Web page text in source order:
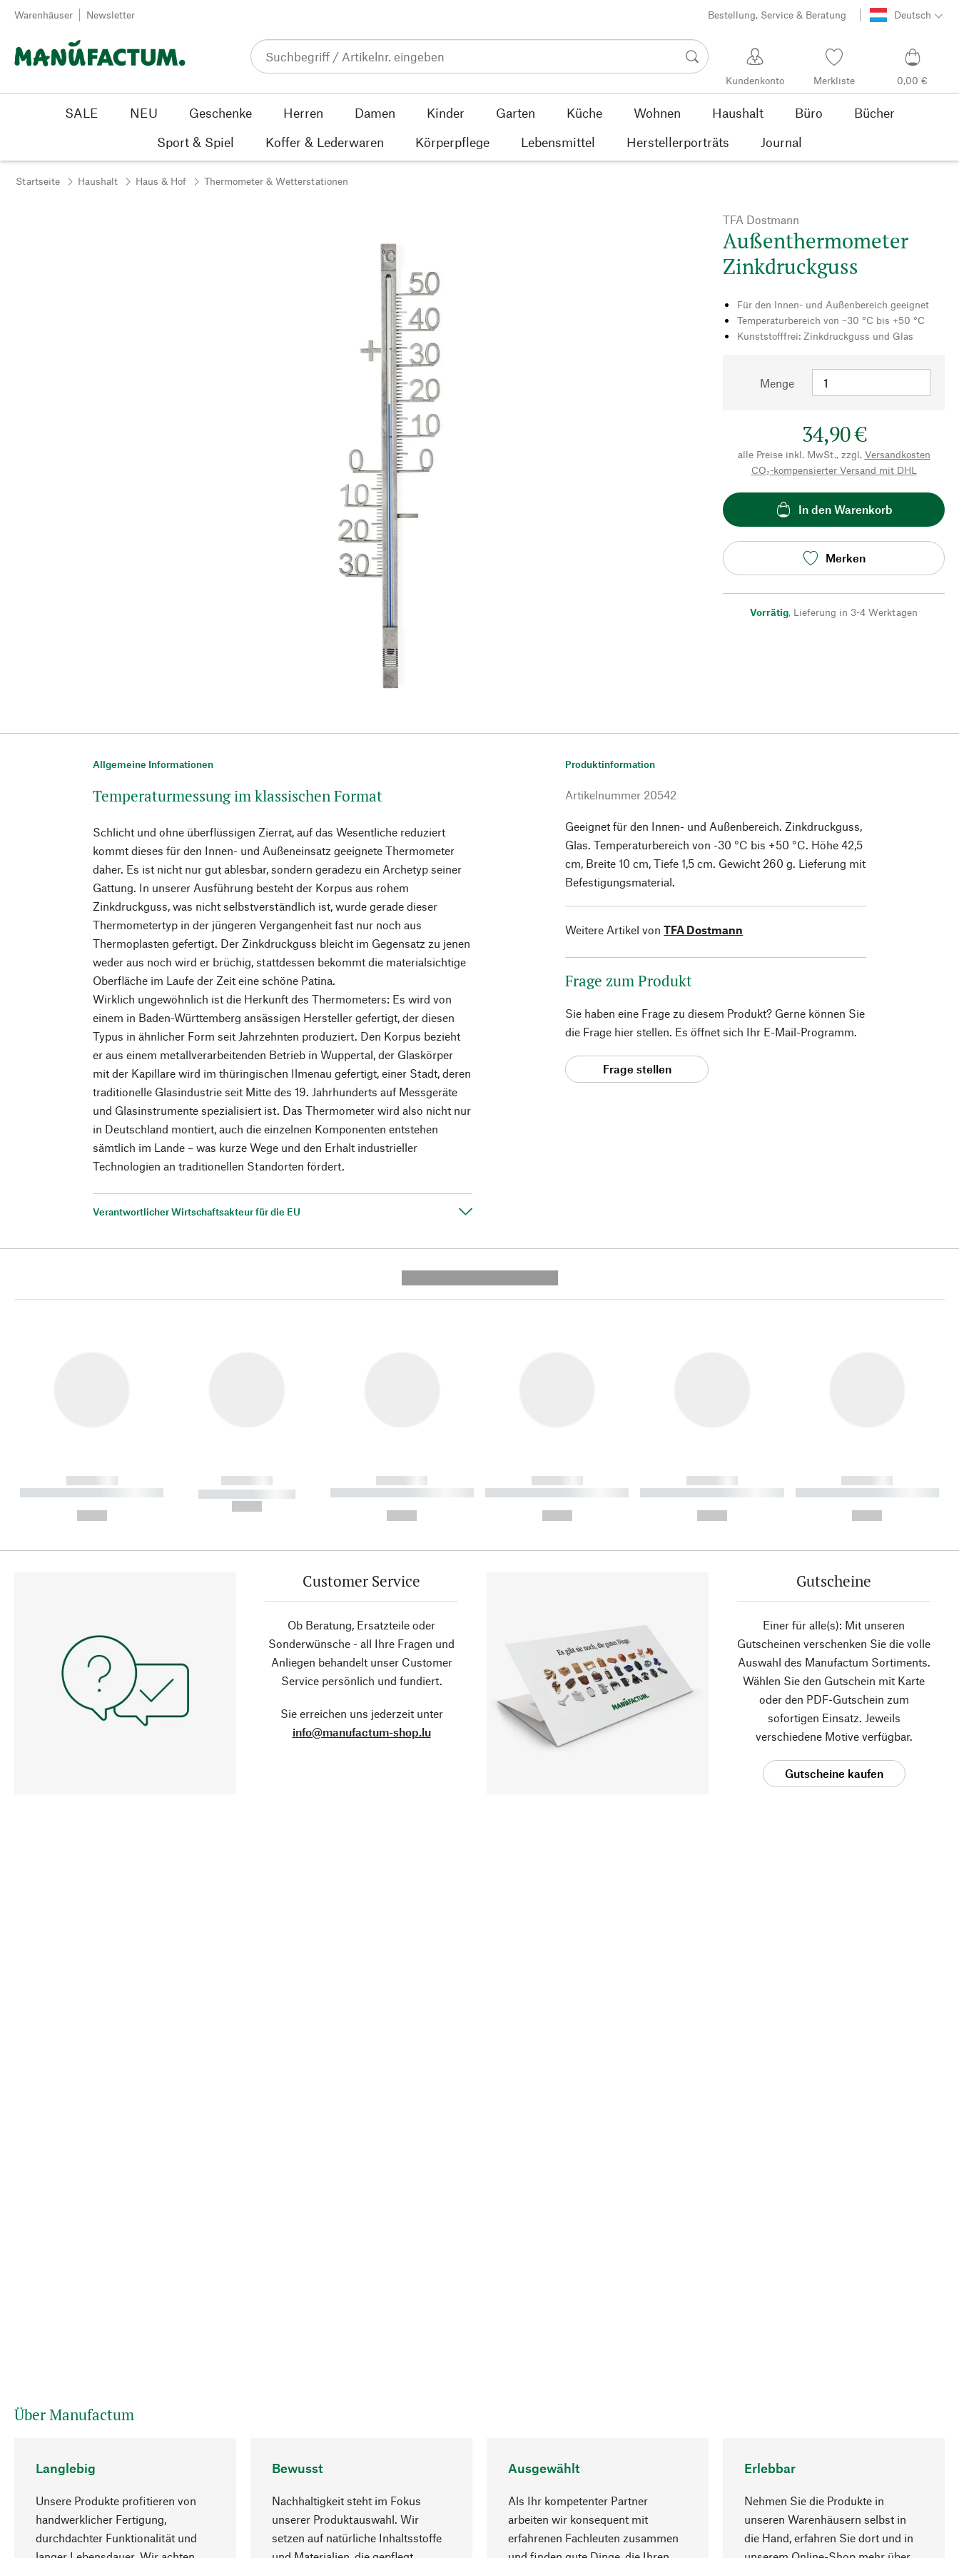
Zum Inhalt springen
Warenhäuser Newsletter Bestellung, Service & Beratung Deutsch
Kundenkonto Merkliste 0,00 €
SALE NEU Geschenke Herren Damen Kinder Garten Küche Wohnen Haushalt Büro
Bücher
Sport & Spiel
Koffer & Lederwaren Körperpflege Lebensmittel Herstellerporträts Journal
Startseite Haushalt Haus & Hof Thermometer & Wetterstationen
TFA Dostmann
Außenthermometer
Zinkdruckguss
Für den Innen- und Außenbereich geeignet
Temperaturbereich von –30 °C bis +50 °C
Kunststofffrei: Zinkdruckguss und Glas
Menge
34,90 €
alle Preise inkl. MwSt., zzgl. Versandkosten
CO₂-kompensierter Versand mit DHL
In den Warenkorb
Merken
Vorrätig, Lieferung in 3-4 Werktagen
Allgemeine Informationen
Temperaturmessung im klassischen Format
Schlicht und ohne überflüssigen Zierrat, auf das Wesentliche reduziert
kommt dieses für den Innen- und Außeneinsatz geeignete Thermometer
daher. Es ist nicht nur gut ablesbar, sondern geradezu ein Archetyp seiner
Gattung. In unserer Ausführung besteht der Korpus aus rohem
Zinkdruckguss, was nicht selbstverständlich ist, wurde gerade dieser
Thermometertyp in der jüngeren Vergangenheit fast nur noch aus
Thermoplasten gefertigt. Der Zinkdruckguss bleicht im Gegensatz zu jenen
weder aus noch wird er brüchig, stattdessen bekommt die materialsichtige
Oberfläche im Laufe der Zeit eine schöne Patina.
Wirklich ungewöhnlich ist die Herkunft des Thermometers: Es wird von
einem in Baden-Württemberg ansässigen Hersteller gefertigt, der diesen
Typus in ähnlicher Form seit Jahrzehnten produziert. Den Korpus bezieht
er aus einem metallverarbeitenden Betrieb in Wuppertal, der Glaskörper
mit der Kapillare wird im thüringischen Ilmenau gefertigt, einer Stadt, deren
traditionelle Glasindustrie seit Mitte des 19. Jahrhunderts auf Messgeräte
und Glasinstrumente spezialisiert ist. Das Thermometer wird also nicht nur
in Deutschland montiert, auch die einzelnen Komponenten entstehen
sämtlich im Lande – was kurze Wege und den Erhalt industrieller
Technologien an traditionellen Standorten fördert.
Verantwortlicher Wirtschaftsakteur für die EU
Produktinformation
Artikelnummer 20542
Geeignet für den Innen- und Außenbereich. Zinkdruckguss,
Glas. Temperaturbereich von -30 °C bis +50 °C. Höhe 42,5
cm, Breite 10 cm, Tiefe 1,5 cm. Gewicht 260 g. Lieferung mit
Befestigungsmaterial.
Weitere Artikel von TFA Dostmann
Frage zum Produkt
Sie haben eine Frage zu diesem Produkt? Gerne können Sie
die Frage hier stellen. Es öffnet sich Ihr E-Mail-Programm.
Frage stellen
------------
----------- ----------- ----------
------------
----------- -----------
------------
----------- ----------- ----------
------------
----------- ----------- ----------
------------
----------- ----------- ----------
------------
----------- ----------- ----------
Customer Service
Ob Beratung, Ersatzteile oder
Sonderwünsche - all Ihre Fragen und
Anliegen behandelt unser Customer
Service persönlich und fundiert.
Sie erreichen uns jederzeit unter
info@manufactum-shop.lu
Gutscheine
Einer für alle(s): Mit unseren
Gutscheinen verschenken Sie die volle
Auswahl des Manufactum Sortiments.
Wählen Sie den Gutschein mit Karte
oder den PDF-Gutschein zum
sofortigen Einsatz. Jeweils
verschiedene Motive verfügbar.
Gutscheine kaufen
Über Manufactum
Langlebig
Unsere Produkte profitieren von
handwerklicher Fertigung,
durchdachter Funktionalität und
Bewusst
Nachhaltigkeit steht im Fokus
unserer Produktauswahl. Wir
setzen auf natürliche Inhaltsstoffe
Ausgewählt
Als Ihr kompetenter Partner
arbeiten wir konsequent mit
erfahrenen Fachleuten zusammen
Erlebbar
Nehmen Sie die Produkte in
unseren Warenhäusern selbst in
die Hand, erfahren Sie dort und in